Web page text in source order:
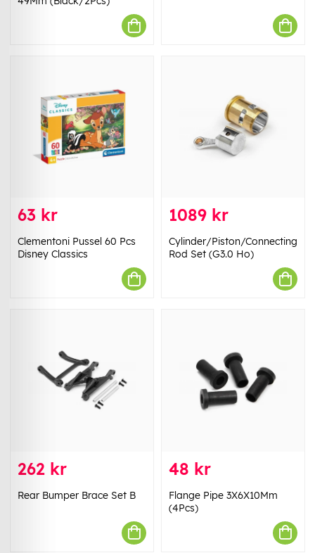
63 kr
Clementoni Pussel 60 Pcs
Disney Classics
1089 kr
Cylinder/Piston/Connecting
Rod Set (G3.0 Ho)
262 kr
Rear Bumper Brace Set B
48 kr
Flange Pipe 3X6X10Mm
(4Pcs)